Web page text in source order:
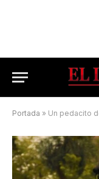
Portada » Un pedacito de